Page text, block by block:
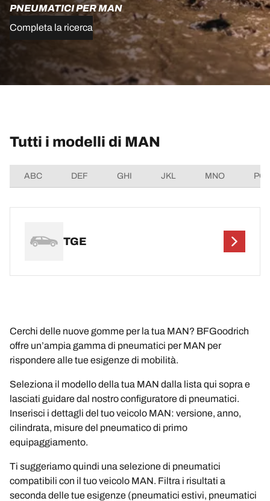
PNEUMATICI PER MAN
Completa la ricerca
Tutti i modelli di MAN
ABC DEF GHI JKL MNO
TGE
Cerchi delle nuove gomme per la tua MAN? BFGoodrich
offre un’ampia gamma di pneumatici per MAN per
rispondere alle tue esigenze di mobilità.
Seleziona il modello della tua MAN dalla lista qui sopra e
lasciati guidare dal nostro configuratore di pneumatici.
Inserisci i dettagli del tuo veicolo MAN: versione, anno,
cilindrata, misure del pneumatico di primo
equipaggiamento.
Ti suggeriamo quindi una selezione di pneumatici
compatibili con il tuo veicolo MAN. Filtra i risultati a
seconda delle tue esigenze (pneumatici estivi, pneumatici